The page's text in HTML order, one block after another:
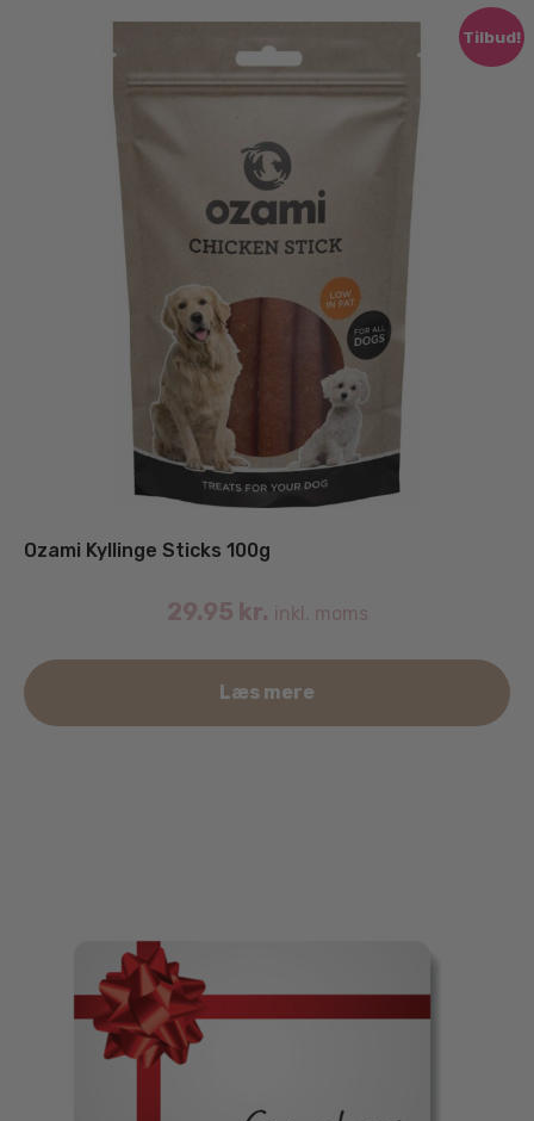
Tilbud!
Ozami Kyllinge Sticks 100g
29.95 kr. inkl. moms
Læs mere